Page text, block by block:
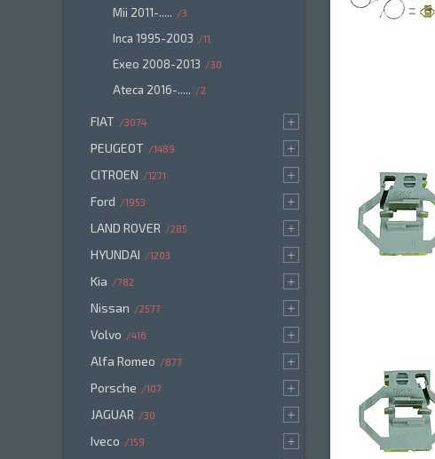
Mii 2011-..... 3
Inca 1995-2003 11
Exeo 2008-2013 30
Ateca 2016-..... 2
FIAT 3074
PEUGEOT 1489
CITROEN 1271
Ford 1953
LAND ROVER 285
HYUNDAI 1203
Kia 782
Nissan 2577
Volvo 416
Alfa Romeo 877
Porsche 107
JAGUAR 30
Iveco 159